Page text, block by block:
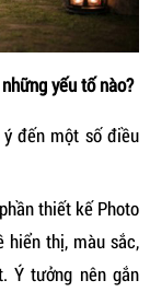
yếu tố nào?
đến một số điều
thiết kế Photo
hiển thị, màu sắc,
Ý tưởng nên gắn